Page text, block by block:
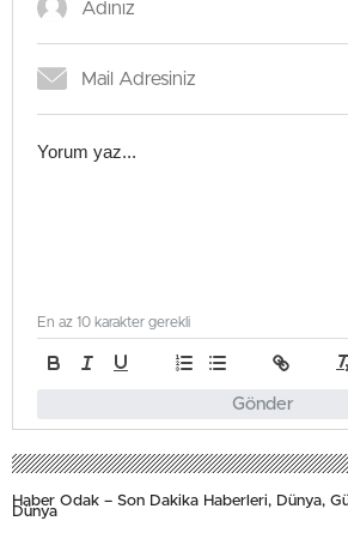
Gönder
En az 10 karakter gerekli
Haber Odak – Son Dakika Haberleri, Dünya,
Dünya